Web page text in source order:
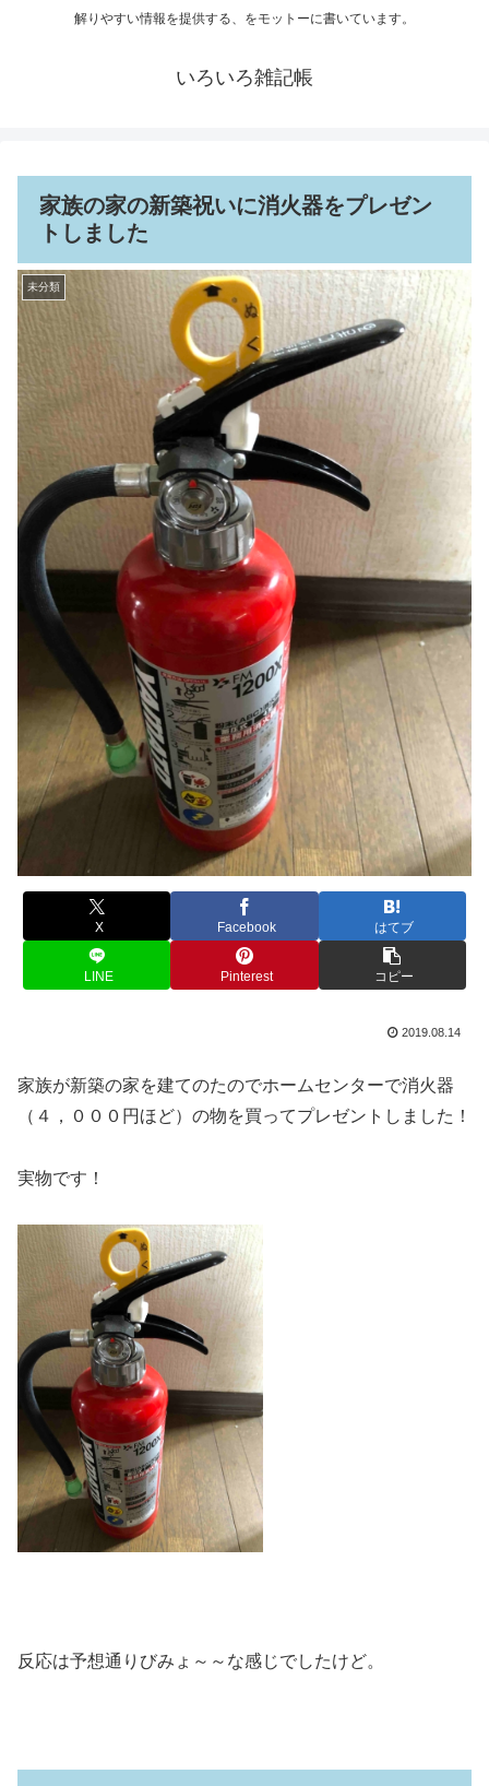
解りやすい情報を提供する、をモットーに書いています。
いろいろ雑記帳
家族の家の新築祝いに消火器をプレゼン
トしました
未分類
X Facebook はてブ
LINE Pinterest コピー
2019.08.14
家族が新築の家を建てのたのでホームセンターで消火器
（４，０００円ほど）の物を買ってプレゼントしました！
実物です！
反応は予想通りびみょ～～な感じでしたけど。